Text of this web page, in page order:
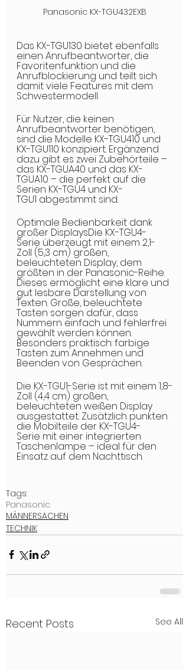
Panasonic KX-TGU432EXB
Das KX-TGU130 bietet ebenfalls
einen Anrufbeantworter, die
Favoritenfunktion und die
Anrufblockierung und teilt sich
damit viele Features mit dem
Schwestermodell.
Für Nutzer, die keinen
Anrufbeantworter benötigen,
sind die Modelle KX-TGU410 und
KX-TGU110 konzipiert. Ergänzend
dazu gibt es zwei Zubehörteile –
das KX-TGUA40 und das KX-
TGUA10 – die perfekt auf die
Serien KX-TGU4 und KX-
TGU1 abgestimmt sind.
Optimale Bedienbarkeit dank
großer DisplaysDie KX-TGU4-
Serie überzeugt mit einem 2,1-
Zoll (5,3 cm) großen,
beleuchteten Display, dem
größten in der Panasonic-Reihe.
Dieses ermöglicht eine klare und
gut lesbare Darstellung von
Texten. Große, beleuchtete
Tasten sorgen dafür, dass
Nummern einfach und fehlerfrei
gewählt werden können.
Besonders praktisch: farbige
Tasten zum Annehmen und
Beenden von Gesprächen.
Die KX-TGU1-Serie ist mit einem 1,8-
Zoll (4,4 cm) großen,
beleuchteten weißen Display
ausgestattet. Zusätzlich punkten
die Mobilteile der KX-TGU4-
Serie mit einer integrierten
Taschenlampe – ideal für den
Einsatz auf dem Nachttisch.
Tags:
Panasonic
MÄNNERSACHEN
TECHNIK
Recent Posts See All